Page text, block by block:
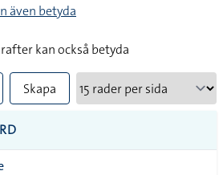
även betyda
kan också betyda
Skapa